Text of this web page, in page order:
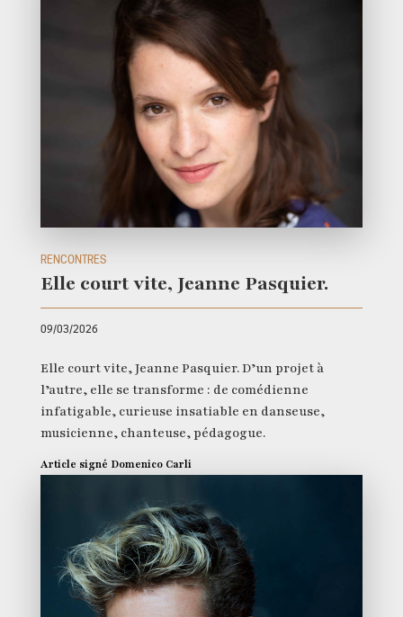
RENCONTRES
Elle court vite, Jeanne Pasquier.
09/03/2026
Elle court vite, Jeanne Pasquier. D’un projet à
l’autre, elle se transforme : de comédienne
infatigable, curieuse insatiable en danseuse,
musicienne, chanteuse, pédagogue.
Article signé Domenico Carli